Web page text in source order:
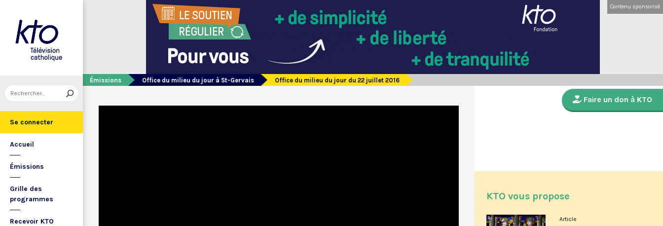
Se connecter
Accueil
Émissions
Grille des
programmes
Recevoir KTO
Contenu sponsorisé
Émissions Office du milieu du jour à St-Gervais Office du milieu du jour du 22 juillet 2016
Faire un don à KTO
KTO vous propose
Article